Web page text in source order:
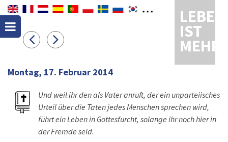
LEBEN
IST
MEHR
Montag, 17. Februar 2014
Und weil ihr den als Vater anruft, der ein unparteiisches
Urteil über die Taten jedes Menschen sprechen wird,
führt ein Leben in Gottesfurcht, solange ihr noch hier in
der Fremde seid.